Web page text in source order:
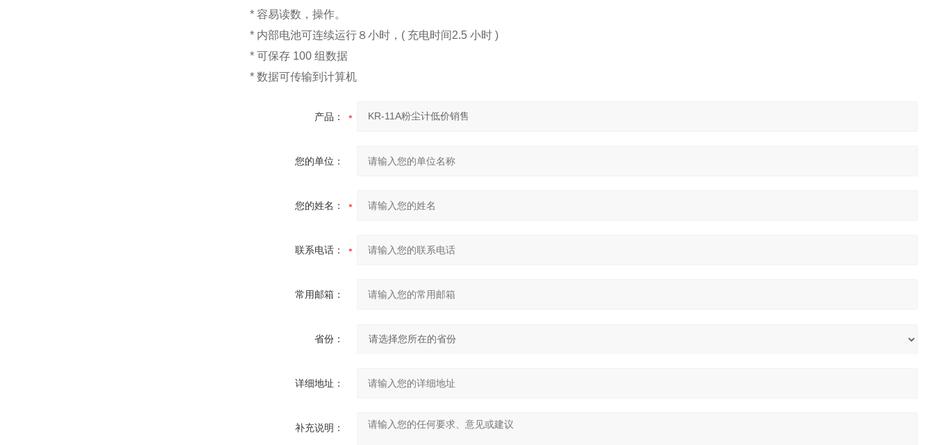
* 容易读数，操作。
* 内部电池可连续运行８小时，( 充电时间2.5 小时 )
* 可保存 100 组数据
* 数据可传输到计算机
产品：
您的单位：
您的姓名：
联系电话：
常用邮箱：
省份：
详细地址：
补充说明：